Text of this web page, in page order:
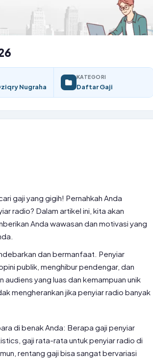
Nugraha
KATEGORI
Daftar Gaji
gaji yang gigih! Pernahkah Anda
radio? Dalam artikel ini, kita akan
Anda wawasan dan motivasi yang
dan bermanfaat. Penyiar
publik, menghibur pendengar, dan
yang luas dan kemampuan unik
mengherankan jika penyiar radio banyak
di benak Anda: Berapa gaji penyiar
gaji rata-rata untuk penyiar radio di
rentang gaji bisa sangat bervariasi